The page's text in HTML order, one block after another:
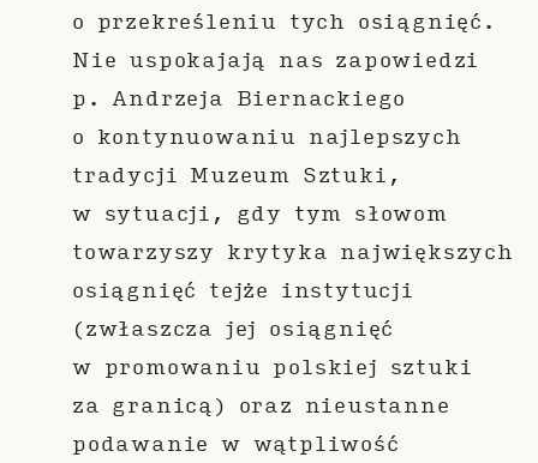
o przekreśleniu tych osiągnięć.
Nie uspokajają nas zapowiedzi
p. Andrzeja Biernackiego
o kontynuowaniu najlepszych
tradycji Muzeum Sztuki,
w sytuacji, gdy tym słowom
towarzyszy krytyka największych
osiągnięć tejże instytucji
(zwłaszcza jej osiągnięć
w promowaniu polskiej sztuki
za granicą) oraz nieustanne
podawanie w wątpliwość